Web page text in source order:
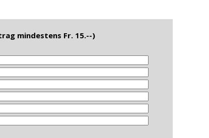
mindestens Fr. 15.--)